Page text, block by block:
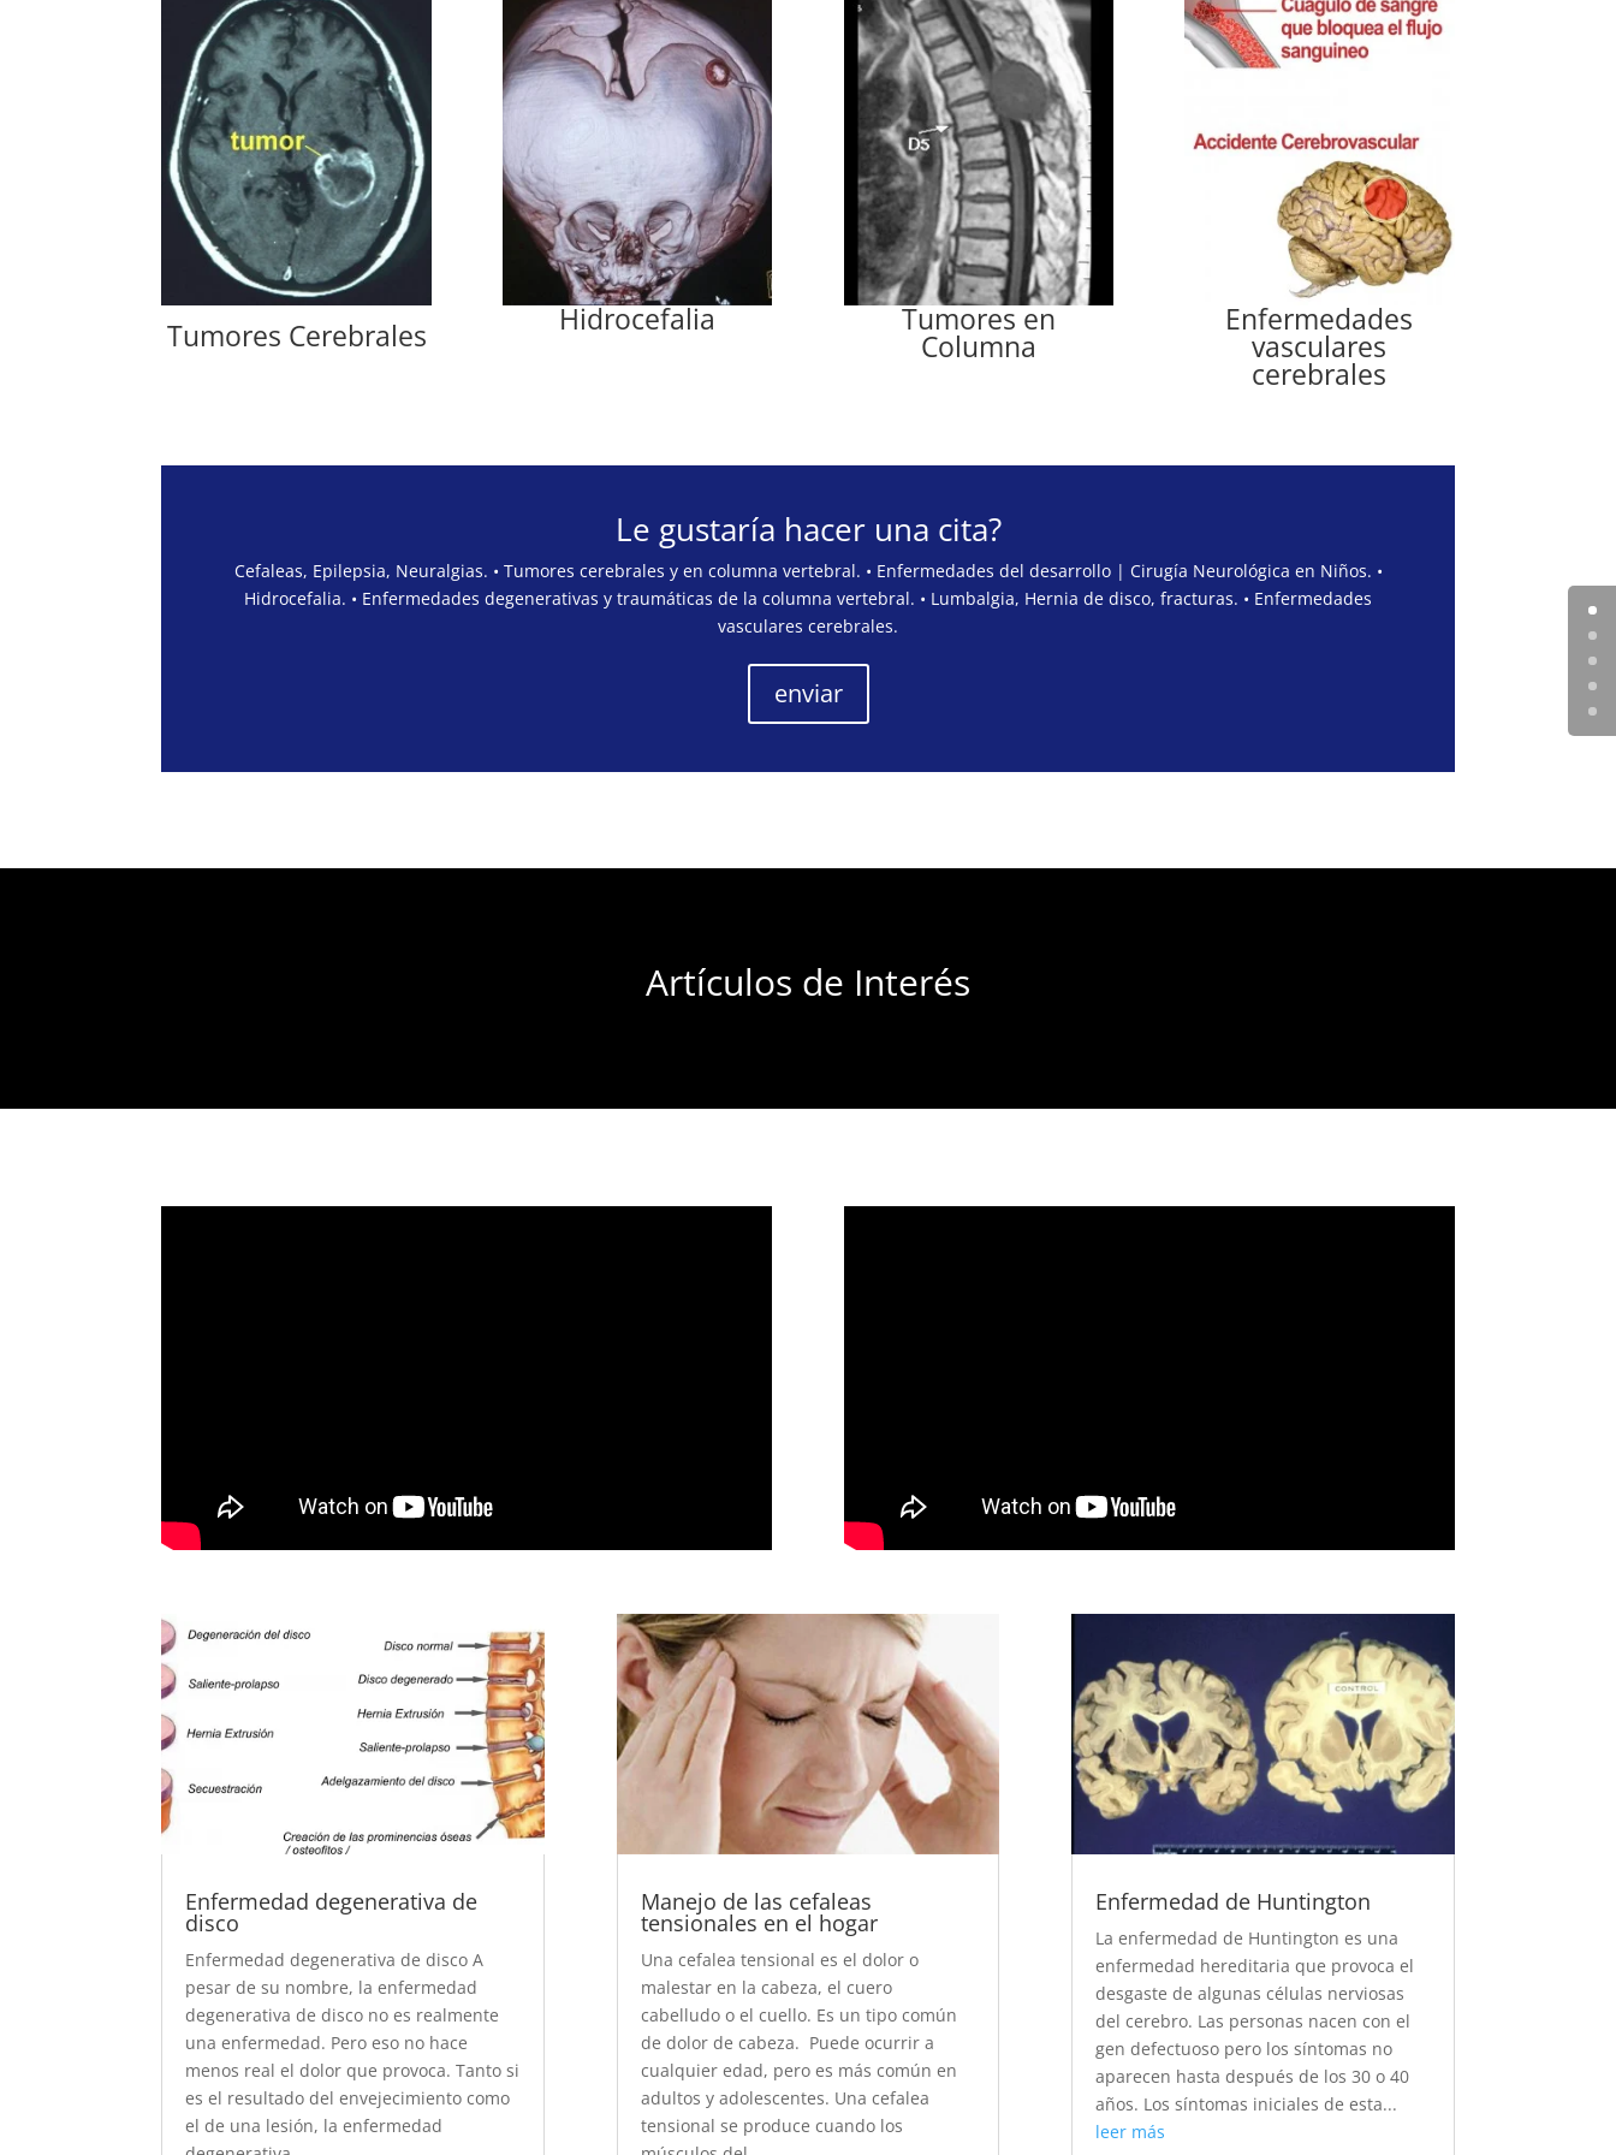
Tumores Cerebrales Hidrocefalia Tumores en
Columna
Enfermedades
vasculares
cerebrales
Le gustaría hacer una cita?
Cefaleas, Epilepsia, Neuralgias. • Tumores cerebrales y en columna vertebral. • Enfermedades del desarrollo | Cirugía Neurológica en Niños. •
Hidrocefalia. • Enfermedades degenerativas y traumáticas de la columna vertebral. • Lumbalgia, Hernia de disco, fracturas. • Enfermedades
vasculares cerebrales.
enviar
Artículos de Interés
Enfermedad degenerativa de
disco
Enfermedad degenerativa de disco A
pesar de su nombre, la enfermedad
degenerativa de disco no es realmente
una enfermedad. Pero eso no hace
menos real el dolor que provoca. Tanto si
es el resultado del envejecimiento como
el de una lesión, la enfermedad
Manejo de las cefaleas
tensionales en el hogar
Una cefalea tensional es el dolor o
malestar en la cabeza, el cuero
cabelludo o el cuello. Es un tipo común
de dolor de cabeza. Puede ocurrir a
cualquier edad, pero es más común en
adultos y adolescentes. Una cefalea
tensional se produce cuando los
Enfermedad de Huntington
La enfermedad de Huntington es una
enfermedad hereditaria que provoca el
desgaste de algunas células nerviosas
del cerebro. Las personas nacen con el
gen defectuoso pero los síntomas no
aparecen hasta después de los 30 o 40
años. Los síntomas iniciales de esta...
leer más